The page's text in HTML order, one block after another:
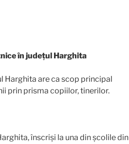
în județul Harghita
are ca scop principal
prin prisma copiilor, tinerilor.
înscriși la una din școlile din